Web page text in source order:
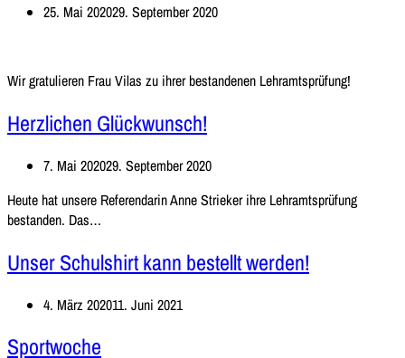
25. Mai 202029. September 2020
Wir gratulieren Frau Vilas zu ihrer bestandenen Lehramtsprüfung!
Herzlichen Glückwunsch!
7. Mai 202029. September 2020
Heute hat unsere Referendarin Anne Strieker ihre Lehramtsprüfung
bestanden. Das…
Unser Schulshirt kann bestellt werden!
4. März 202011. Juni 2021
Sportwoche